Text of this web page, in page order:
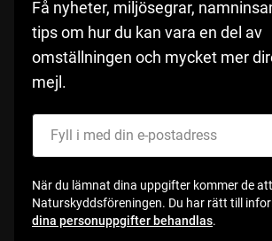
Få nyheter, miljösegrar,
tips om hur du kan vara en del av
omställningen och mycket mer
mejl.
När du lämnat dina uppgifter kommer de
Naturskyddsföreningen. Du har rätt till
dina personuppgifter behandlas.